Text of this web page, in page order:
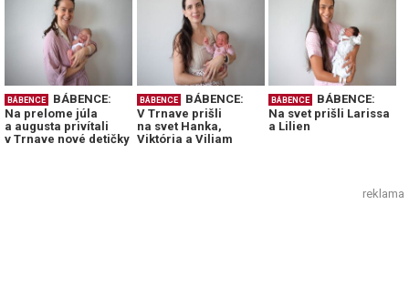
BÁBENCE
BÁBENCE:
Na prelome júla
a augusta privítali
v Trnave nové detičky
BÁBENCE
BÁBENCE:
V Trnave prišli
na svet Hanka,
Viktória a Viliam
BÁBENCE
BÁBENCE:
Na svet prišli Larissa
a Lilien
reklama